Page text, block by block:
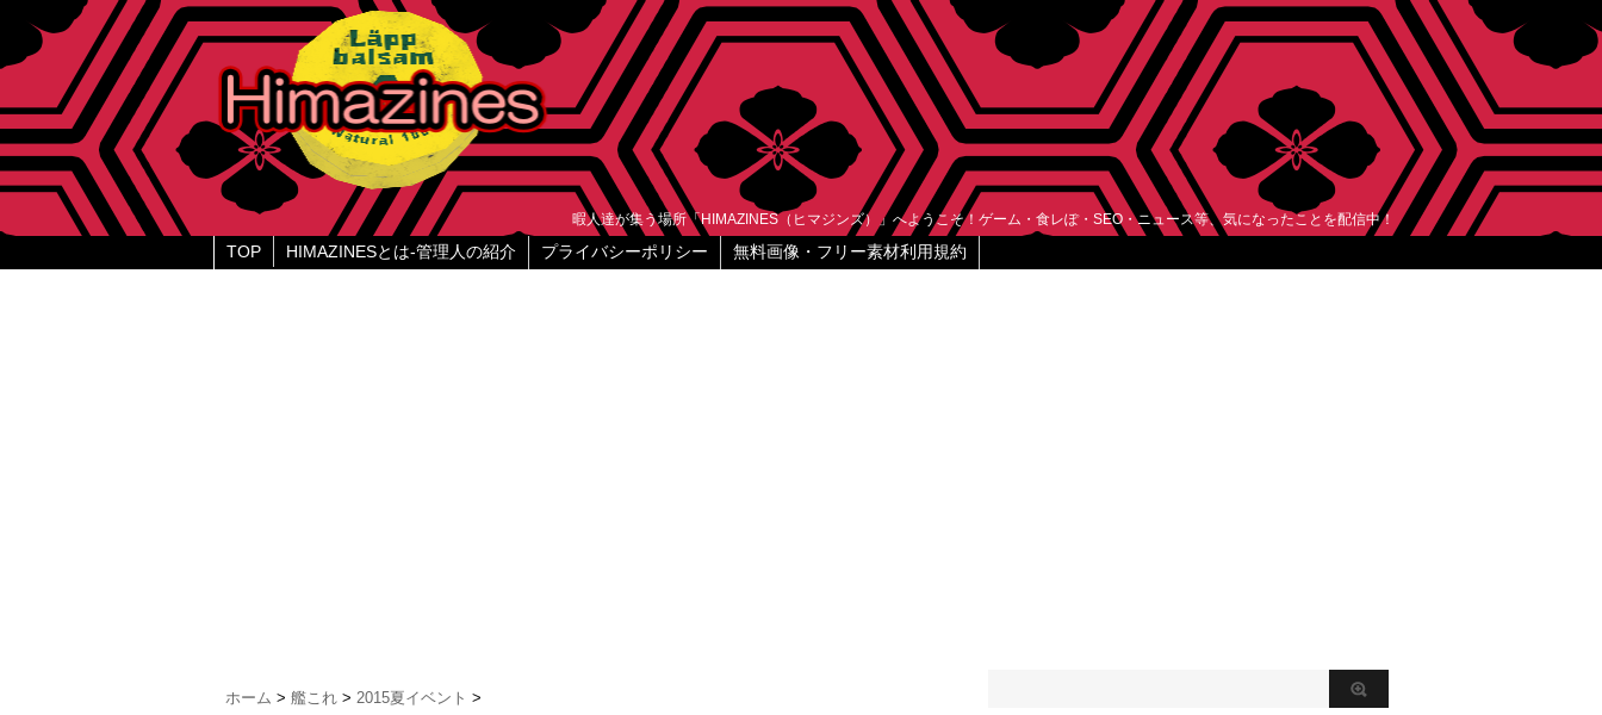
暇人達が集う場所「HIMAZINES（ヒマジンズ）」へようこそ！ゲーム・食レぽ・SEO・ニュース等、気になったことを配信中！
TOP HIMAZINESとは-管理人の紹介 プライバシーポリシー 無料画像・フリー素材利用規約
ホーム > 艦これ > 2015夏イベント >